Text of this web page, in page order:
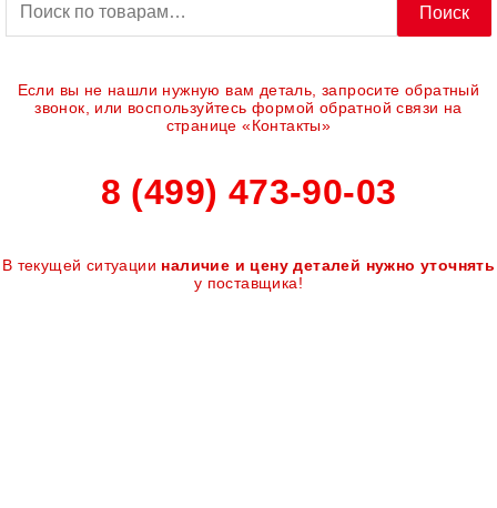
Поиск
Если вы не нашли нужную вам деталь, запросите обратный
звонок, или воспользуйтесь формой обратной связи на
странице «Контакты»
8 (499) 473-90-03
В текущей ситуации наличие и цену деталей нужно уточнять
у поставщика!